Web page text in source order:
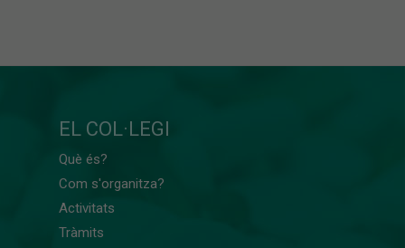
EL COL·LEGI
Què és?
Com s'organitza?
Activitats
Tràmits